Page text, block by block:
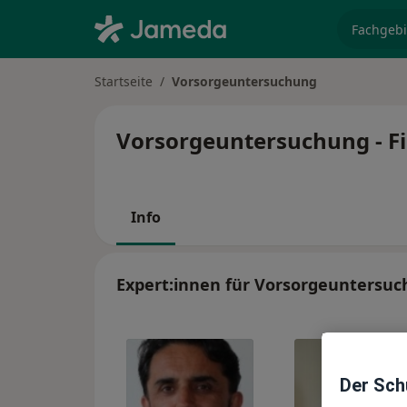
Startseite Vorsorgeuntersuchung
Vorsorgeuntersuchung -
Info
Expert:innen für
Der